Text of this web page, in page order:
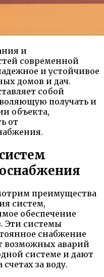
и
современной
и устойчивое
домов и дач.
собой
получать и
объекта,
от
преимущества
систем,
обеспечение
Эти системы
снабжение
возможных аварий
системе и дают
за воду.